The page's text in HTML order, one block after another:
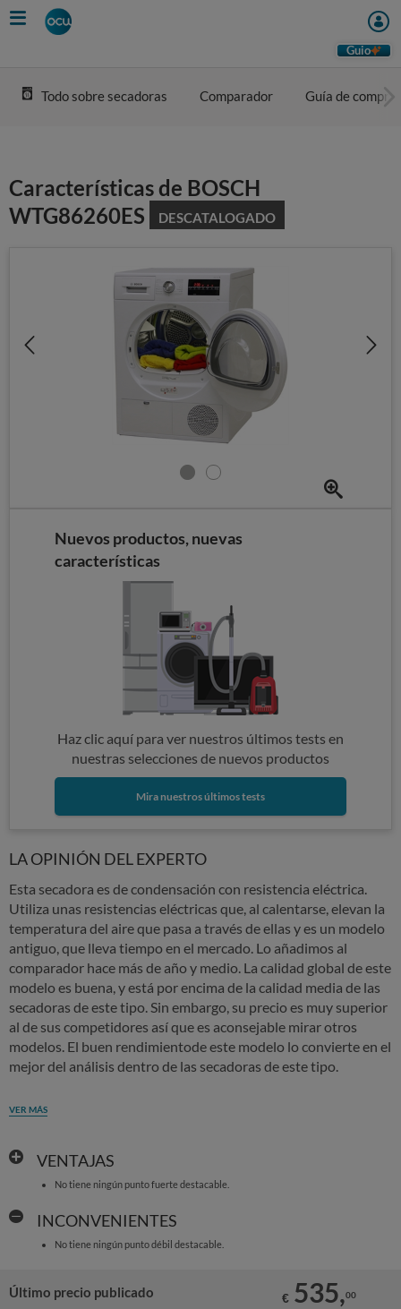
Skip
to
Guio
Todo sobre secadoras Comparador Guía de compra
Características de BOSCH
WTG86260ES
DESCATALOGADO
Nuevos productos, nuevas
características
Haz clic aquí para ver nuestros últimos tests en
nuestras selecciones de nuevos productos
Mira nuestros últimos tests
LA OPINIÓN DEL EXPERTO
Esta secadora es de condensación con resistencia eléctrica.
Utiliza unas resistencias eléctricas que, al calentarse, elevan la
temperatura del aire que pasa a través de ellas y es un modelo
antiguo, que lleva tiempo en el mercado. Lo añadimos al
comparador hace más de año y medio. La calidad global de este
modelo es buena, y está por encima de la calidad media de las
secadoras de este tipo. Sin embargo, su precio es muy superior
al de sus competidores así que es aconsejable mirar otros
modelos. El buen rendimientode este modelo lo convierte en el
mejor del análisis dentro de las secadoras de este tipo.
VER MÁS
VENTAJAS
No tiene ningún punto fuerte destacable.
INCONVENIENTES
No tiene ningún punto débil destacable.
Último precio publicado € 535,00